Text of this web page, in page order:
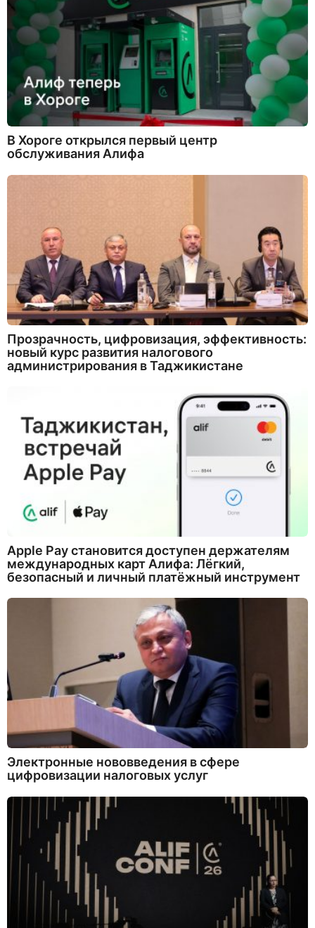
В Хороге открылся первый центр
обслуживания Алифа
Прозрачность, цифровизация, эффективность:
новый курс развития налогового
администрирования в Таджикистане
Apple Pay становится доступен держателям
международных карт Алифа: Лёгкий,
безопасный и личный платёжный инструмент
Электронные нововведения в сфере
цифровизации налоговых услуг